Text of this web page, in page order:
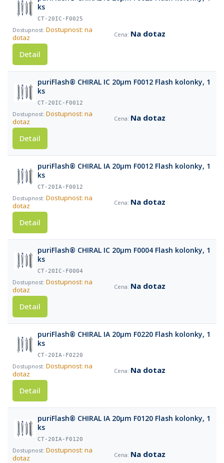
ks
CT-20IC-F0025
Dostupnost: na
dotaz
Na dotaz
Detail
puriFlash® CHIRAL IC 20µm F0012 Flash kolonky, 1
ks
CT-20IC-F0012
Dostupnost: na
dotaz
Na dotaz
Detail
puriFlash® CHIRAL IA 20µm F0012 Flash kolonky, 1
ks
CT-20IA-F0012
Dostupnost: na
dotaz
Na dotaz
Detail
puriFlash® CHIRAL IC 20µm F0004 Flash kolonky, 1
ks
CT-20IC-F0004
Dostupnost: na
dotaz
Na dotaz
Detail
puriFlash® CHIRAL IA 20µm F0220 Flash kolonky, 1
ks
CT-20IA-F0220
Dostupnost: na
dotaz
Na dotaz
Detail
puriFlash® CHIRAL IA 20µm F0120 Flash kolonky, 1
ks
CT-20IA-F0120
Dostupnost: na
dotaz
Na dotaz